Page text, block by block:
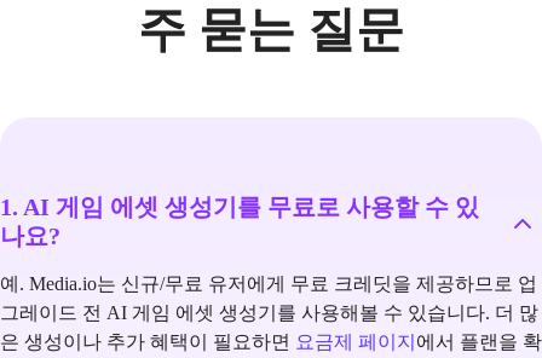
주 묻는 질문
1. AI 게임 에셋 생성기를 무료로 사용할 수 있
나요?
예. Media.io는 신규/무료 유저에게 무료 크레딧을 제공하므로 업
그레이드 전 AI 게임 에셋 생성기를 사용해볼 수 있습니다. 더 많
은 생성이나 추가 혜택이 필요하면 요금제 페이지 에서 플랜을 확